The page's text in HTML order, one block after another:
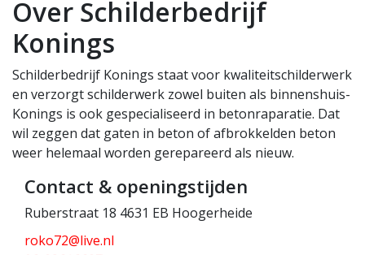
Over Schilderbedrijf
Konings
Schilderbedrijf Konings staat voor kwaliteitschilderwerk
en verzorgt schilderwerk zowel buiten als binnenshuis-
Konings is ook gespecialiseerd in betonraparatie. Dat
wil zeggen dat gaten in beton of afbrokkelden beton
weer helemaal worden gerepareerd als nieuw.
Contact & openingstijden
Ruberstraat 18 4631 EB Hoogerheide
roko72@live.nl